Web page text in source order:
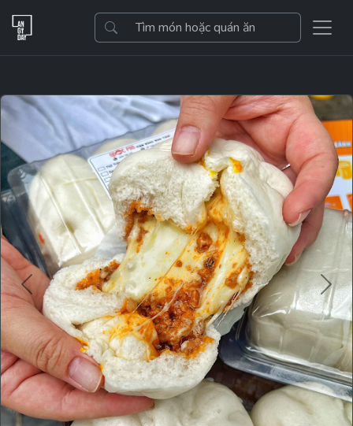
Previous Next